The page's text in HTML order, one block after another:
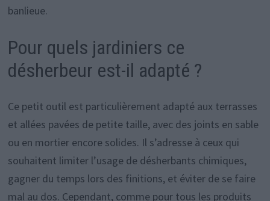
banlieue.
Pour quels jardiniers ce
désherbeur est-il adapté ?
Ce petit outil est particulièrement adapté aux terrasses
et allées pavées de petite taille, avec des joints en sable
ou en mortier encore solides. Il s’adresse à ceux qui
souhaitent limiter l’usage de désherbants chimiques,
gagner du temps lors des finitions, et éviter de se faire
mal au dos. Cependant, comme pour tous les produits